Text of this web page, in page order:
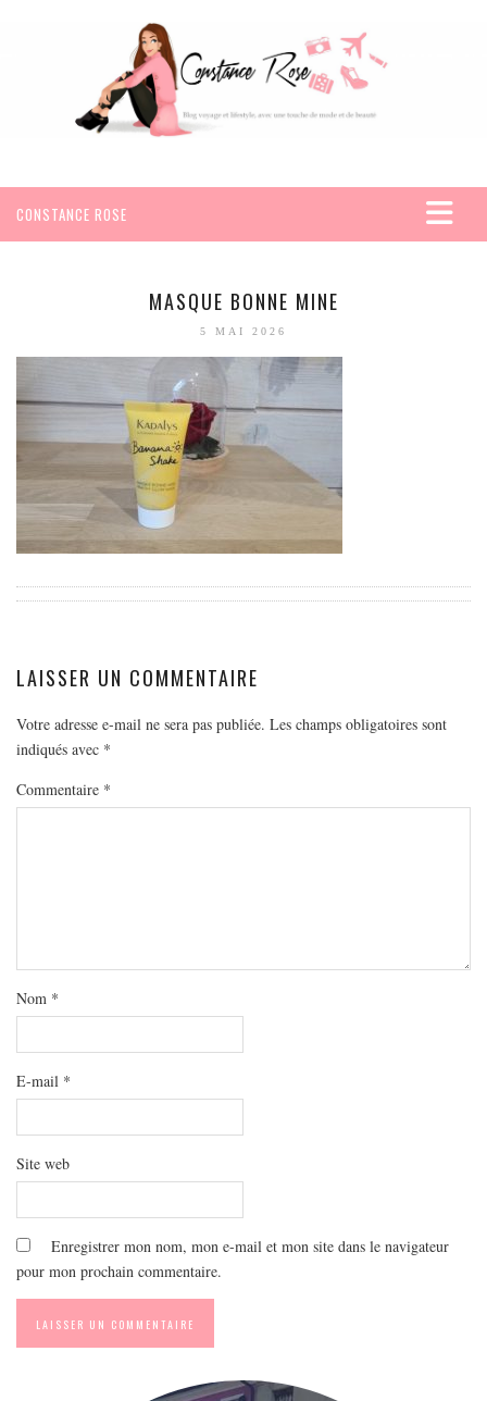
CONSTANCE ROSE
EGYPTE
SEYCHELLES
AMÉRIQUE
MEXIQUE
EUROPE
ESPAGNE
GRÈCE
ITALIE
RÉPUBLIQUE TCHÈQUE
AUSTRALIE
BEAUTÉ
DIVERSES BOX
DIY
A PROPOS
PARUTIONS ET PARTENARIATS
MASQUE BONNE MINE
5 MAI 2026
LAISSER UN COMMENTAIRE
Votre adresse e-mail ne sera pas publiée. Les champs obligatoires sont
indiqués avec *
Commentaire *
Nom *
E-mail *
Site web
Enregistrer mon nom, mon e-mail et mon site dans le navigateur
pour mon prochain commentaire.